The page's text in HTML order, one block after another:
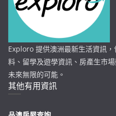
Exploro 提供澳洲最新生活資訊
料、留學及遊學資訊、房產生市
未來無限的可能。
其他有用資訊